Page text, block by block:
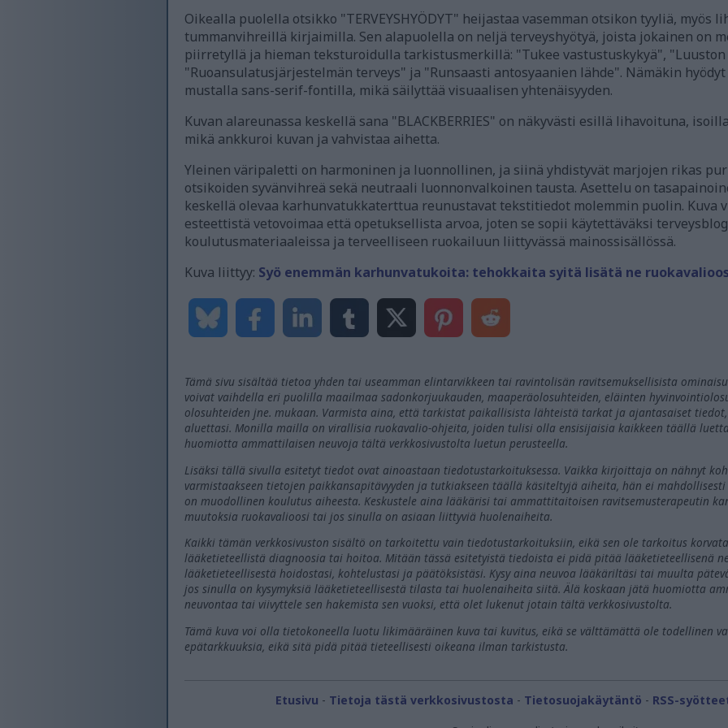
Oikealla puolella otsikko "TERVEYSHYÖDYT" heijastaa vasemman otsikon tyyliä, myös
tummanvihreillä kirjaimilla. Sen alapuolella on neljä terveyshyötyä, joista jokainen on
piirretyllä ja hieman teksturoidulla tarkistusmerkillä: "Tukee vastustuskykyä", "Luuston
"Ruoansulatusjärjestelmän terveys" ja "Runsaasti antosyaanien lähde". Nämäkin
mustalla sans-serif-fontilla, mikä säilyttää visuaalisen yhtenäisyyden.
Kuvan alareunassa keskellä sana "BLACKBERRIES" on näkyvästi esillä lihavoituna,
mikä ankkuroi kuvan ja vahvistaa aihetta.
Yleinen väripaletti on harmoninen ja luonnollinen, ja siinä yhdistyvät marjojen rikas
otsikoiden syvänvihreä sekä neutraali luonnonvalkoinen tausta. Asettelu on
keskellä olevaa karhunvatukkaterttua reunustavat tekstitiedot molemmin puolin. Kuva
esteettistä vetovoimaa että opetuksellista arvoa, joten se sopii käytettäväksi
koulutusmateriaaleissa ja terveelliseen ruokailuun liittyvässä mainossisällössä.
Kuva liittyy: Syö enemmän karhunvatukoita: tehokkaita syitä lisätä ne
Tämä sivu sisältää tietoa yhden tai useamman elintarvikkeen tai ravintolisän ravitsemuksellisista
voivat vaihdella eri puolilla maailmaa sadonkorjuukauden, maaperäolosuhteiden, eläinten
olosuhteiden jne. mukaan. Varmista aina, että tarkistat paikallisista lähteistä tarkat ja ajantasaiset
aluettasi. Monilla mailla on virallisia ruokavalio-ohjeita, joiden tulisi olla ensisijaisia kaikkeen täällä
huomiotta ammattilaisen neuvoja tältä verkkosivustolta luetun perusteella.
Lisäksi tällä sivulla esitetyt tiedot ovat ainoastaan tiedotustarkoituksessa. Vaikka kirjoittaja on nähnyt
varmistaakseen tietojen paikkansapitävyyden ja tutkiakseen täällä käsiteltyjä aiheita, hän ei
on muodollinen koulutus aiheesta. Keskustele aina lääkärisi tai ammattitaitoisen ravitsemusterapeutin
muutoksia ruokavalioosi tai jos sinulla on asiaan liittyviä huolenaiheita.
Kaikki tämän verkkosivuston sisältö on tarkoitettu vain tiedotustarkoituksiin, eikä sen ole tarkoitus
lääketieteellistä diagnoosia tai hoitoa. Mitään tässä esitetyistä tiedoista ei pidä pitää lääketieteellisenä
lääketieteellisestä hoidostasi, kohtelustasi ja päätöksistäsi. Kysy aina neuvoa lääkäriltäsi tai muulta
jos sinulla on kysymyksiä lääketieteellisestä tilasta tai huolenaiheita siitä. Älä koskaan jätä huomiotta
neuvontaa tai viivyttele sen hakemista sen vuoksi, että olet lukenut jotain tältä verkkosivustolta.
Tämä kuva voi olla tietokoneella luotu likimääräinen kuva tai kuvitus, eikä se välttämättä ole todellinen
epätarkkuuksia, eikä sitä pidä pitää tieteellisesti oikeana ilman tarkistusta.
Etusivu - Tietoja tästä verkkosivustosta - Tietosuojakäytäntö - RSS-